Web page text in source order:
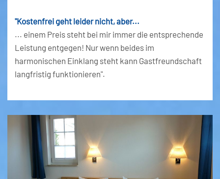
"Kostenfrei geht leider nicht, aber...
... einem Preis steht bei mir immer die entsprechende
Leistung entgegen! Nur wenn beides im
harmonischen Einklang steht kann Gastfreundschaft
langfristig funktionieren".